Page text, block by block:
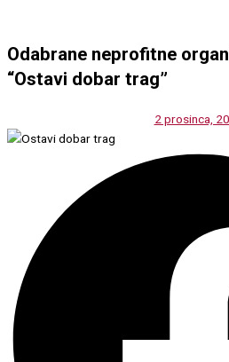
Odabrane neprofitne
“Ostavi dobar trag”
2 prosinca,